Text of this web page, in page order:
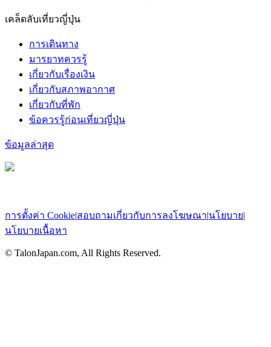
เคล็ดลับเที่ยวญี่ปุ่น
การเดินทาง
มารยาทควรรู้
เกี่ยวกับเรื่องเงิน
เกี่ยวกับสภาพอากาศ
เกี่ยวกับที่พัก
ข้อควรรู้ก่อนเที่ยวญี่ปุ่น
ข้อมูลล่าสุด
การตั้งค่า Cookie|สอบถามเกี่ยวกับการลงโฆษณา|นโยบาย|
นโยบายเนื้อหา
© TalonJapan.com, All Rights Reserved.